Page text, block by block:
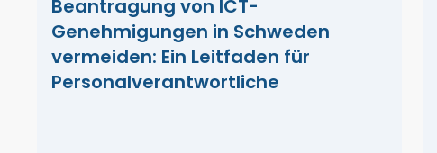
Beantragung von ICT-
Genehmigungen in Schweden
vermeiden: Ein Leitfaden für
Personalverantwortliche